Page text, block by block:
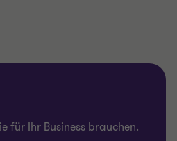
für Ihr Business brauchen.